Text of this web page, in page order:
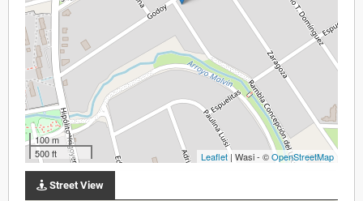
100 m
500 ft
Leaflet | Wasi - ©OpenStreetMap
Street View